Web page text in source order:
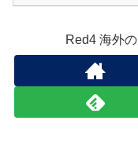
Red4 海外